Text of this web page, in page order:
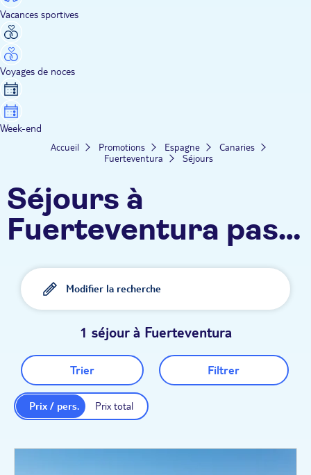
Vacances sportives
Voyages de noces
Week-end
Accueil Promotions Espagne
Canaries
Fuerteventura
Séjours
Séjours à
Fuerteventura pas
cher
Modifier la recherche
1 séjour à Fuerteventura
Trier Filtrer
Prix total
Prix / pers.